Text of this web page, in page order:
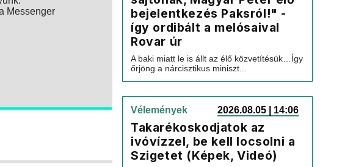
Messenger
bejelentkezés Paksról!" -
így ordibált a melósaival
Rovar úr
A baki miatt le is állt az élő közvetítésük…Így
őrjöng a nárcisztikus miniszt...
Vélemények 2026.08.05 | 14:06
Takarékoskodjatok az
ivóvízzel, be kell locsolni a
Szigetet (Képek, Videó)